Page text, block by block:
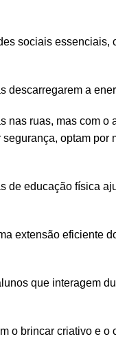
sociais essenciais,
descarregarem a
nas ruas, mas com o
optam por
de educação física
extensão eficiente
que interagem
o brincar criativo e